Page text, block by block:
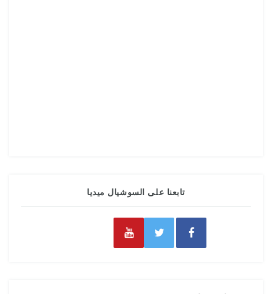
تابعنا على السوشيال ميديا